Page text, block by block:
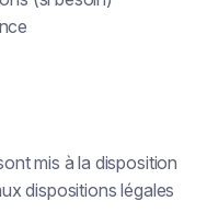
mis à la disposition
dispositions légales